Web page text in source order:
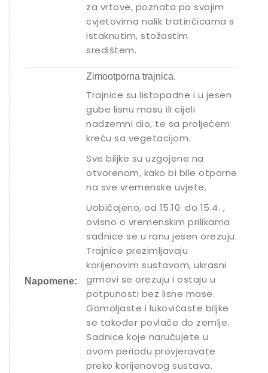
za vrtove, poznata po svojim
cvjetovima nalik tratinčicama s
istaknutim, stožastim
središtem.
Napomene:
Zimootporna trajnica.
Trajnice su listopadne i u jesen
gube lisnu masu ili cijeli
nadzemni dio, te sa proljećem
kreću sa vegetacijom.
Sve biljke su uzgojene na
otvorenom, kako bi bile otporne
na sve vremenske uvjete.
Uobičajeno, od 15.10. do 15.4. ,
ovisno o vremenskim prilikama
sadnice se u ranu jesen orezuju.
Trajnice prezimljavaju
korijenovim sustavom, ukrasni
grmovi se orezuju i ostaju u
potpunosti bez lisne mase.
Gomoljaste i lukovičaste biljke
se također povlače do zemlje.
Sadnice koje naručujete u
ovom periodu provjeravate
preko korijenovog sustava.